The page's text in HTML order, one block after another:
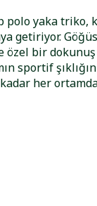
polo yaka triko,
getiriyor.
özel bir
sportif
her